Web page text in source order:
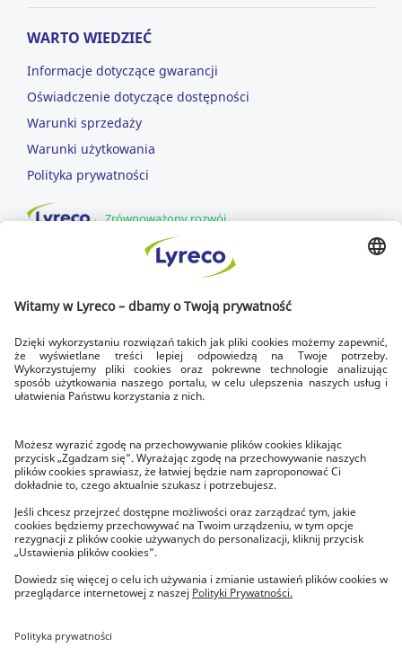
WARTO WIEDZIEĆ
Informacje dotyczące gwarancji
Oświadczenie dotyczące dostępności
Warunki sprzedaży
Warunki użytkowania
Polityka prywatności
Zrównoważony rozwój
dowozimy w dni robocze
DOSTAWA NA CZAS
zawsze do godziny 17.00
O LYRECO
Poznaj Lyreco
Lyreco News
Kariera w Lyreco